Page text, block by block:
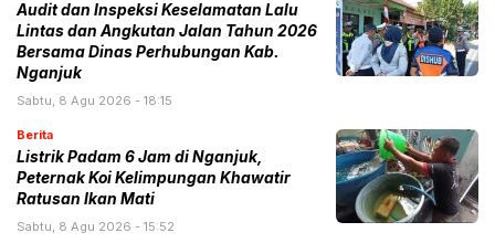
Audit dan Inspeksi Keselamatan Lalu
Lintas dan Angkutan Jalan Tahun 2026
Bersama Dinas Perhubungan Kab.
Nganjuk
Sabtu, 8 Agu 2026 - 18:15
Berita
Listrik Padam 6 Jam di Nganjuk,
Peternak Koi Kelimpungan Khawatir
Ratusan Ikan Mati
Sabtu, 8 Agu 2026 - 15:52